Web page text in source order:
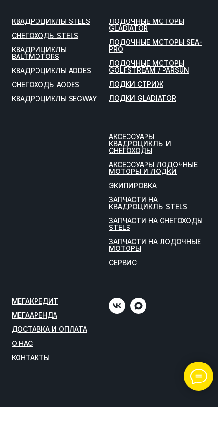
КВАДРОЦИКЛЫ STELS
СНЕГОХОДЫ STELS
КВАДРИЦИКЛЫ
BALTMOTORS
КВАДРОЦИКЛЫ AODES
СНЕГОХОДЫ AODES
КВАДРОЦИКЛЫ SEGWAY
ЛОДОЧНЫЕ МОТОРЫ
GLADIATOR
ЛОДОЧНЫЕ МОТОРЫ SEA-
PRO
ЛОДОЧНЫЕ МОТОРЫ
GOLFSTREAM / PARSUN
ЛОДКИ СТРИЖ
ЛОДКИ GLADIATOR
АКСЕССУАРЫ
КВАДРОЦИКЛЫ И
СНЕГОХОДЫ
АКСЕССУАРЫ ЛОДОЧНЫЕ
МОТОРЫ И ЛОДКИ
ЭКИПИРОВКА
ЗАПЧАСТИ НА
КВАДРОЦИКЛЫ STELS
ЗАПЧАСТИ НА СНЕГОХОДЫ
STELS
ЗАПЧАСТИ НА ЛОДОЧНЫЕ
МОТОРЫ
СЕРВИС
МЕГАКРЕДИТ
МЕГААРЕНДА
ДОСТАВКА И ОПЛАТА
О НАС
КОНТАКТЫ